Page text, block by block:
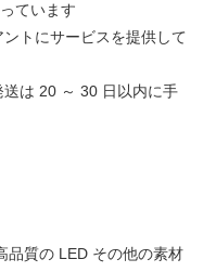
ています
トにサービスを提供して
は 20 ～ 30 日以内に手
品質の LED その他の素材